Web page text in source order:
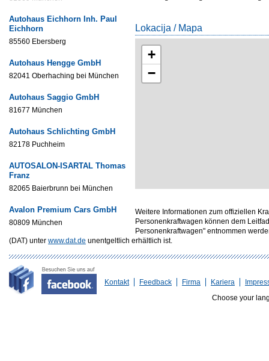
Autohaus Eichhorn Inh. Paul
Eichhorn
85560 Ebersberg
Autohaus Hengge GmbH
82041 Oberhaching bei München
Autohaus Saggio GmbH
81677 München
Autohaus Schlichting GmbH
82178 Puchheim
AUTOSALON-ISARTAL Thomas
Franz
82065 Baierbrunn bei München
Avalon Premium Cars GmbH
80809 München
Lokacija / Mapa
+
−
Weitere Informationen zum offiziellen
Personenkraftwagen können dem
Personenkraftwagen" entnommen
(DAT) unter www.dat.de unentgeltlich erhältlich ist.
Kontakt Feedback Firma Kariera
Choose your